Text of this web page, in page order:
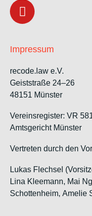
Impressum
recode.law e.V.
Geiststraße 24–26
48151 Münster
Vereinsregister: VR
Amtsgericht Münster
Vertreten durch den
Lukas Flechsel
Lina Kleemann, Mai
Schottenheim, Amelie